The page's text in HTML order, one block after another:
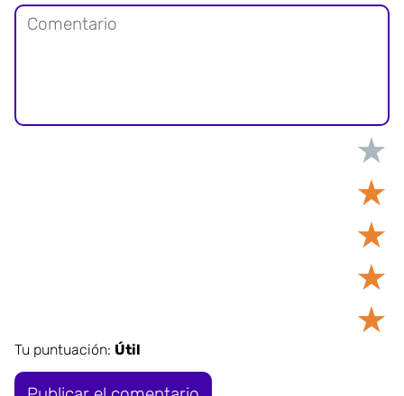
★
★
★
★
★
Tu puntuación: Útil